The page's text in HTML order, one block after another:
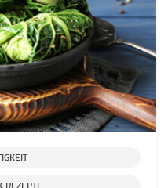
REZEPTE